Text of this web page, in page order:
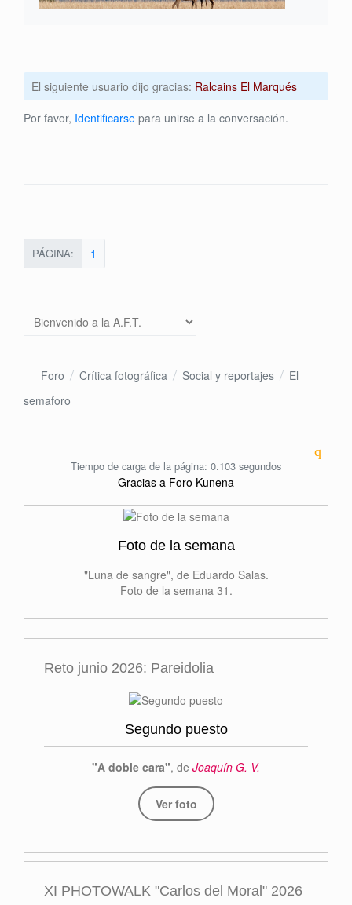
El siguiente usuario dijo gracias: Ralcains El Marqués
Por favor, Identificarse para unirse a la conversación.
PÁGINA: 1
Foro Crítica fotográfica Social y reportajes
El
semaforo
Tiempo de carga de la página: 0.103 segundos
Gracias a Foro Kunena
Foto de la semana
"Luna de sangre", de Eduardo Salas.
Foto de la semana 31.
Reto junio 2026: Pareidolia
Segundo puesto
"A doble cara", de Joaquín G. V.
Ver foto
XI PHOTOWALK "Carlos del Moral" 2026